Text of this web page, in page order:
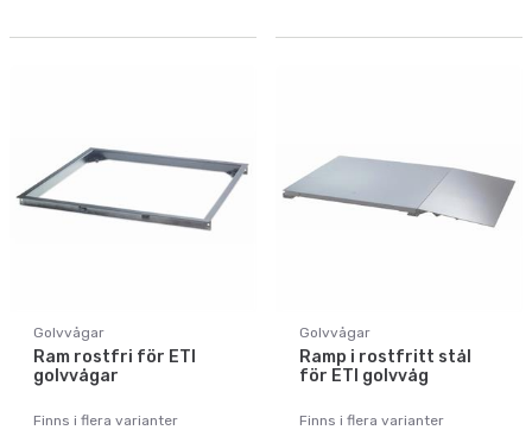
Golvvågar
Ram rostfri för ETI
golvvågar
Finns i flera varianter
Golvvågar
Ramp i rostfritt stål
för ETI golvvåg
Finns i flera varianter